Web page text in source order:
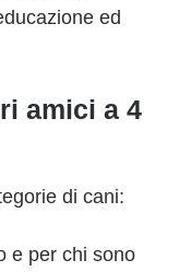
ed
amici a 4
di cani:
e per chi sono